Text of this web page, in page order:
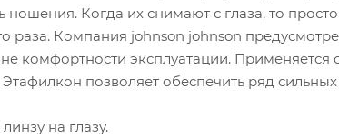
Когда их снимают с глаза, то
раза. Компания johnson johnson
комфортности эксплуатации. Применяется
позволяет обеспечить ряд
на глазу.